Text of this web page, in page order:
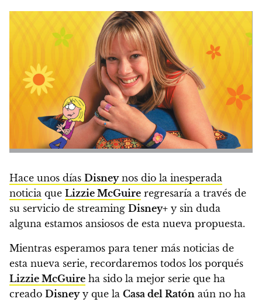
Hace unos días Disneynos dio la inesperada
noticia que Lizzie McGuire regresaría a través de
su servicio de streaming Disney+ y sin duda
alguna estamos ansiosos de esta nueva propuesta.
Mientras esperamos para tener más noticias de
esta nueva serie, recordaremos todos los porqués
Lizzie McGuire ha sido la mejor serie que ha
creado Disneyy que la Casa del Ratón aún no ha